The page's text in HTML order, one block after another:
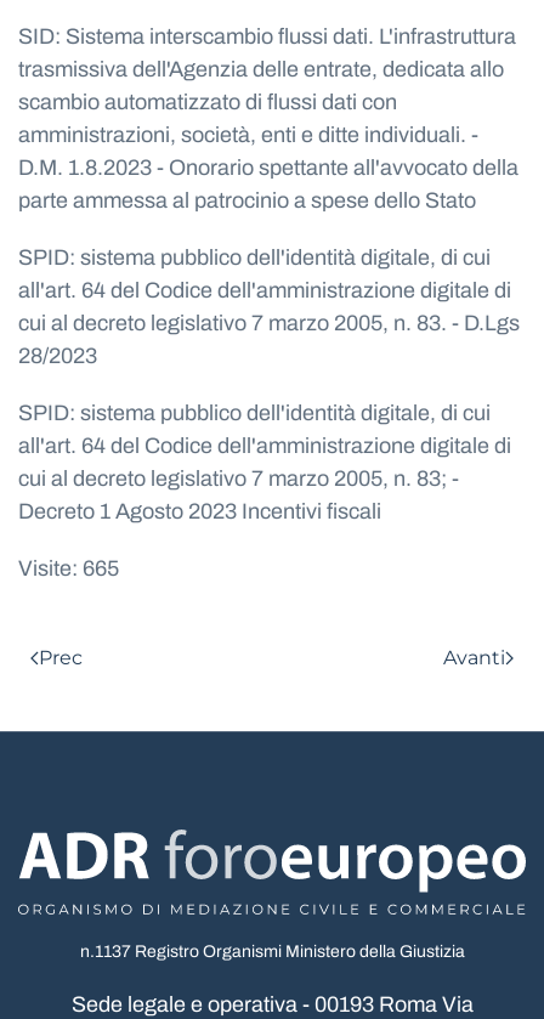
SID: Sistema interscambio flussi dati. L'infrastruttura
trasmissiva dell'Agenzia delle entrate, dedicata allo
scambio automatizzato di flussi dati con
amministrazioni, società, enti e ditte individuali. -
D.M. 1.8.2023 - Onorario spettante all'avvocato della
parte ammessa al patrocinio a spese dello Stato
SPID: sistema pubblico dell'identità digitale, di cui
all'art. 64 del Codice dell'amministrazione digitale di
cui al decreto legislativo 7 marzo 2005, n. 83. - D.Lgs
28/2023
SPID: sistema pubblico dell'identità digitale, di cui
all'art. 64 del Codice dell'amministrazione digitale di
cui al decreto legislativo 7 marzo 2005, n. 83; -
Decreto 1 Agosto 2023 Incentivi fiscali
Visite: 665
Prec Avanti
n.1137 Registro Organismi Ministero della Giustizia
Sede legale e operativa - 00193 Roma Via